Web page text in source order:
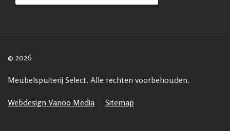
© 2026
Meubelspuiterij Select. Alle rechten voorbehouden.
Webdesign Vanoo Media Sitemap